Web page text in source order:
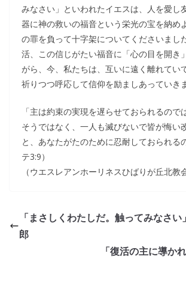
みなさい」といわれたイエスは、人を愛し
器に神の救いの福音という栄光の宝を納め
の罪を負って十字架についてくださいまし
活、この信じがたい福音に「心の目を開き
がら、今、私たちは、互いに遠く離れてい
祈りつつ呼応して信仰を励ましあっていき
「主は約束の実現を遅らせておられるので
そうではなく、一人も滅びないで皆が悔い
と、あなたがたのために忍耐しておられる
テ3:9）
（ウエスレアンホーリネスひばりが丘北教
「まさしくわたしだ。触ってみなさ
郎
「復活の主に導か